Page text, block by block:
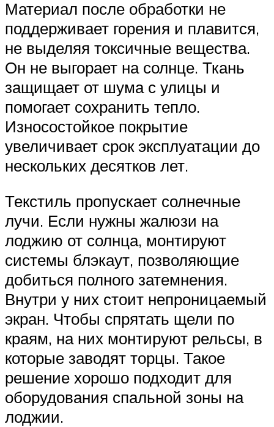
Материал после обработки не
поддерживает горения и плавится,
не выделяя токсичные вещества.
Он не выгорает на солнце. Ткань
защищает от шума с улицы и
помогает сохранить тепло.
Износостойкое покрытие
увеличивает срок эксплуатации до
нескольких десятков лет.
Текстиль пропускает солнечные
лучи. Если нужны жалюзи на
лоджию от солнца, монтируют
системы блэкаут, позволяющие
добиться полного затемнения.
Внутри у них стоит непроницаемый
экран. Чтобы спрятать щели по
краям, на них монтируют рельсы, в
которые заводят торцы. Такое
решение хорошо подходит для
оборудования спальной зоны на
лоджии.